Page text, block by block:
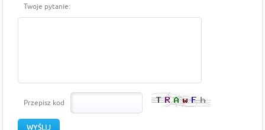
Twoje pytanie:
Przepisz kod